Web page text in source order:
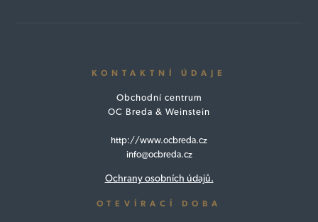
KONTAKTNÍ ÚDAJE
Obchodní centrum
OC Breda & Weinstein
http://www.ocbreda.cz
info@ocbreda.cz
Ochrany osobních údajů.
OTEVÍRACÍ DOBA